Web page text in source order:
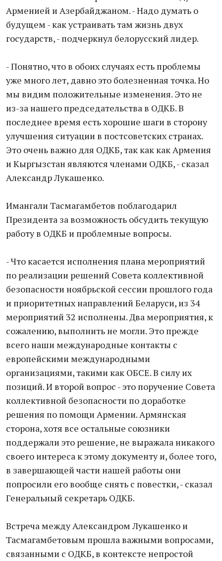
Арменией и Азербайджаном. - Надо думать о
будущем - как устраивать там жизнь двух
государств, - подчеркнул белорусский лидер.
- Понятно, что в обоих случаях есть проблемы
уже много лет, давно это болезненная точка. Но
мы видим положительные изменения. Это не
из-за нашего председательства в ОДКБ. В
последнее время есть хорошие шаги в сторону
улучшения ситуации в постсоветских странах.
Это очень важно для ОДКБ, так как как Армения
и Кыргызстан являются членами ОДКБ, - сказал
Александр Лукашенко.
Имангали Тасмагамбетов поблагодарил
Президента за возможность обсудить текущую
работу в ОДКБ и проблемные вопросы.
- Что касается исполнения плана мероприятий
по реализации решений Совета коллективной
безопасности ноябрьской сессии прошлого года
и приоритетных направлений Беларуси, из 34
мероприятий 32 исполнены. Два мероприятия, к
сожалению, выполнить не могли. Это прежде
всего наши международные контакты с
европейскими международными
организациями, такими как ОБСЕ. В силу их
позиций. И второй вопрос - это поручение Совета
коллективной безопасности по доработке
решения по помощи Армении. Армянская
сторона, хотя все остальные союзники
поддержали это решение, не выражала никакого
своего интереса к этому документу и, более того,
в завершающей части нашей работы они
попросили его вообще снять с повестки, - сказал
Генеральный секретарь ОДКБ.
Встреча между Александром Лукашенко и
Тасмагамбетовым прошла важными вопросами,
связанными с ОДКБ, в контексте непростой